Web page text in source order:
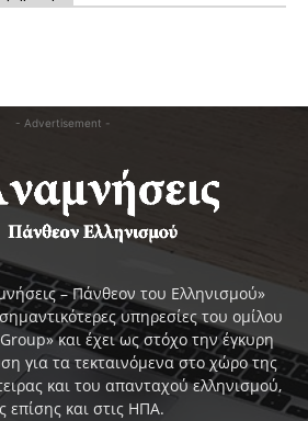
- Advertisement -
– Πάνθεον του Ελληνισμού»
υπηρεσίες του ομίλου
και έχει ως στόχο την έγκυρη
για τα τεκταινόμενα στο χώρο της
και του απανταχού ελληνισμού,
επίσης και στις ΗΠΑ.